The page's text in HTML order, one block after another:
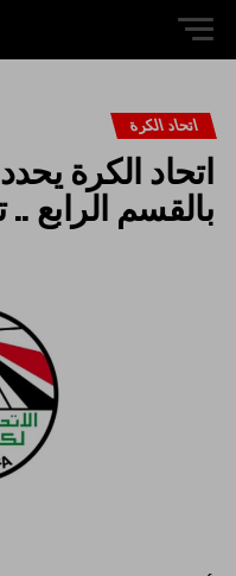
اتحاد الكرة
اتحاد الكرة
بالقسم الرابع